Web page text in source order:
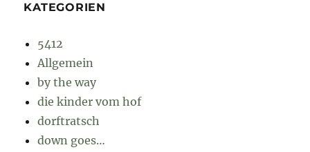
KATEGORIEN
5412
Allgemein
by the way
die kinder vom hof
dorftratsch
down goes…